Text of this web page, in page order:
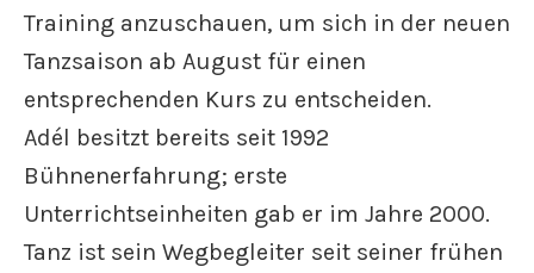
Training anzuschauen, um sich in der neuen
Tanzsaison ab August für einen
entsprechenden Kurs zu entscheiden.
Adél besitzt bereits seit 1992
Bühnenerfahrung; erste
Unterrichtseinheiten gab er im Jahre 2000.
Tanz ist sein Wegbegleiter seit seiner frühen